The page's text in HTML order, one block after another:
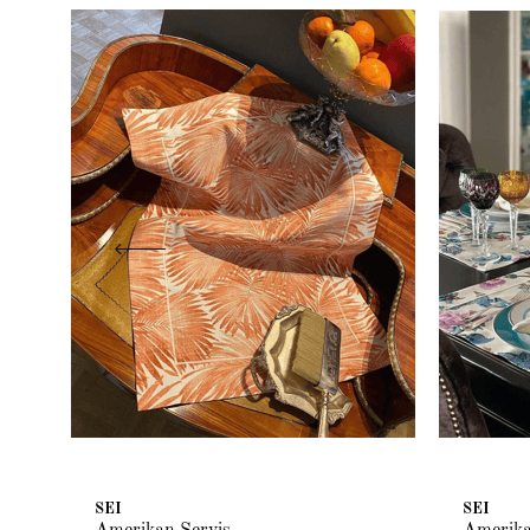
SEI SEI